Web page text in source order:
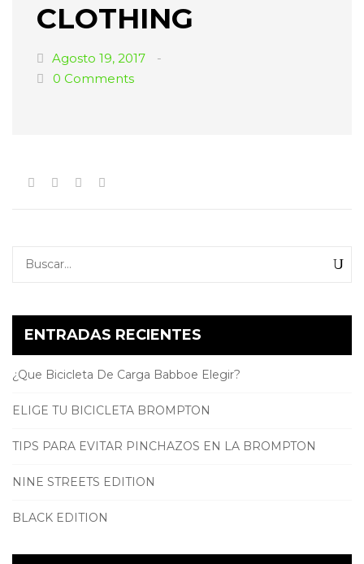
ENTRADAS RECIENTES
¿Que Bicicleta De Carga Babboe Elegir?
ELIGE TU BICICLETA BROMPTON
TIPS PARA EVITAR PINCHAZOS EN LA BROMPTON
NINE STREETS EDITION
BLACK EDITION
CLOTHING
Agosto 19, 2017
0 Comments